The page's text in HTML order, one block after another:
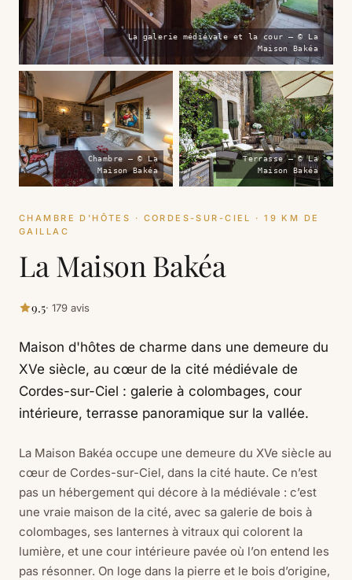
La galerie médiévale et la cour — © La
Maison Bakéa
Chambre — © La
Maison Bakéa
Terrasse — © La
Maison Bakéa
CHAMBRE D'HÔTES · CORDES-SUR-CIEL · 19 KM DE
GAILLAC
La Maison Bakéa
9.5· 179 avis
Maison d'hôtes de charme dans une demeure du
XVe siècle, au cœur de la cité médiévale de
Cordes-sur-Ciel : galerie à colombages, cour
intérieure, terrasse panoramique sur la vallée.
La Maison Bakéa occupe une demeure du XVe siècle au
cœur de Cordes-sur-Ciel, dans la cité haute. Ce n’est
pas un hébergement qui décore à la médiévale : c’est
une vraie maison de la cité, avec sa galerie de bois à
colombages, ses lanternes à vitraux qui colorent la
lumière, et une cour intérieure pavée où l’on entend les
pas résonner. On loge dans la pierre et le bois d’origine,